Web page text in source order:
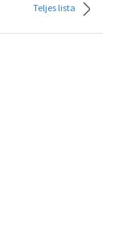
Teljes lista